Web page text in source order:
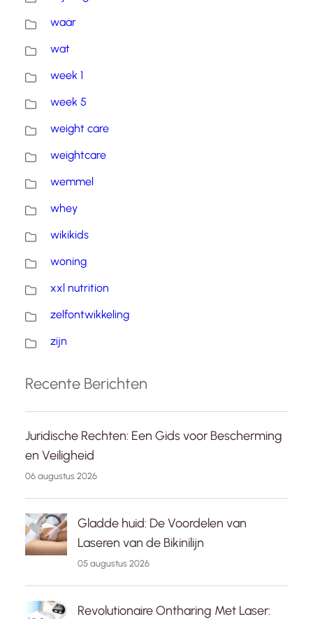
waar
wat
week 1
week 5
weight care
weightcare
wemmel
whey
wikikids
woning
xxl nutrition
zelfontwikkeling
zijn
Recente Berichten
Juridische Rechten: Een Gids voor Bescherming
en Veiligheid
06 augustus 2026
Gladde huid: De Voordelen van
Laseren van de Bikinilijn
05 augustus 2026
Revolutionaire Ontharing Met Laser: